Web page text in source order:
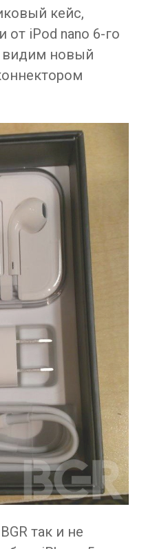
кейс,
от iPod nano 6-го
видим новый
так и не